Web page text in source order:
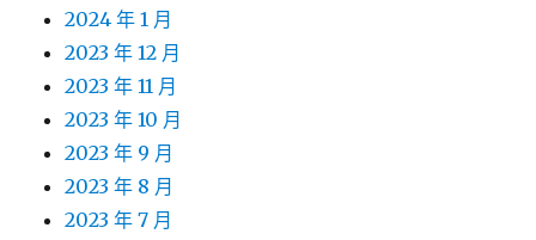
2024 年 1 月
2023 年 12 月
2023 年 11 月
2023 年 10 月
2023 年 9 月
2023 年 8 月
2023 年 7 月